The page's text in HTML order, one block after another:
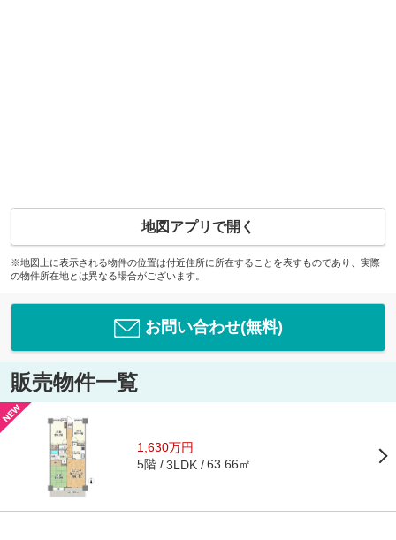
地図アプリで開く
※地図上に表示される物件の位置は付近住所に所在することを表すものであり、実際
の物件所在地とは異なる場合がございます。
お問い合わせ(無料)
販売物件一覧
1,630万円
5階 3LDK 63.66㎡